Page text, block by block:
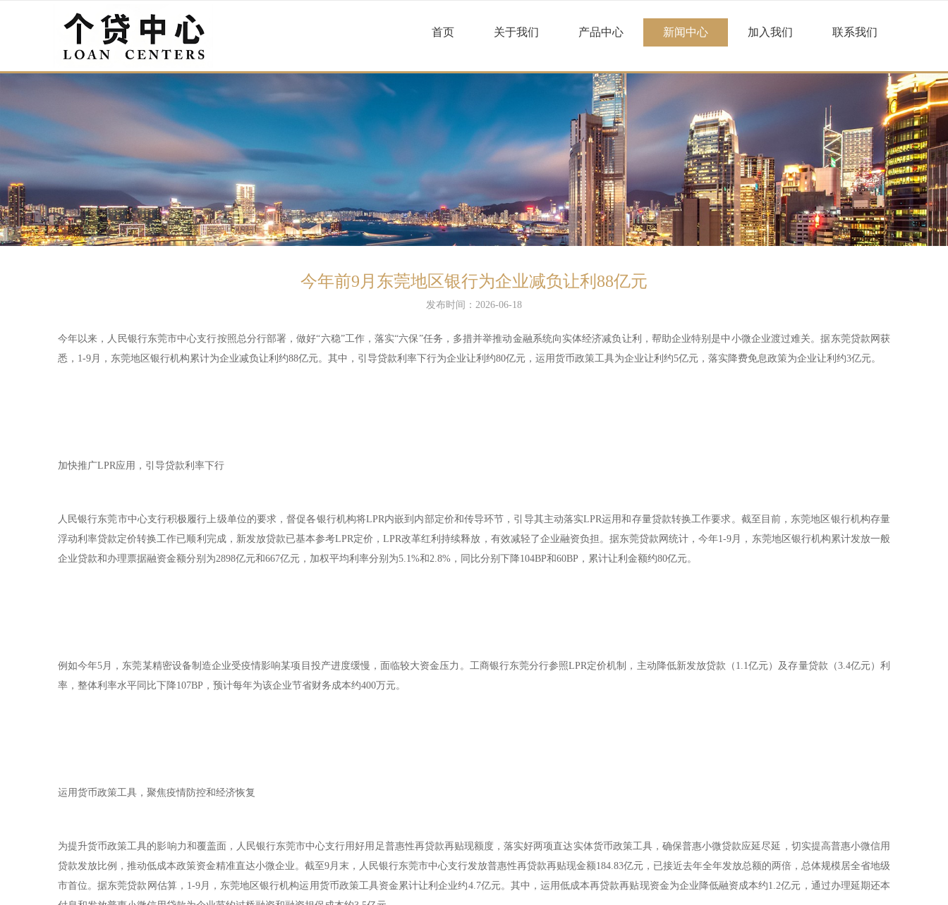
首页 关于我们 产品中心 新闻中心 加入我们 联系我们
今年前9月东莞地区银行为企业减负让利88亿元
发布时间：2026-06-18
今年以来，人民银行东莞市中心支行按照总分行部署，做好“六稳”工作，落实“六保”任务，多措并举推动金融系统向实体经济减负让利，帮助企业特别是中小微企业渡过难关。据东莞贷款网获
悉，1-9月，东莞地区银行机构累计为企业减负让利约88亿元。其中，引导贷款利率下行为企业让利约80亿元，运用货币政策工具为企业让利约5亿元，落实降费免息政策为企业让利约3亿元。
加快推广LPR应用，引导贷款利率下行
人民银行东莞市中心支行积极履行上级单位的要求，督促各银行机构将LPR内嵌到内部定价和传导环节，引导其主动落实LPR运用和存量贷款转换工作要求。截至目前，东莞地区银行机构存量
浮动利率贷款定价转换工作已顺利完成，新发放贷款已基本参考LPR定价，LPR改革红利持续释放，有效减轻了企业融资负担。据东莞贷款网统计，今年1-9月，东莞地区银行机构累计发放一般
企业贷款和办理票据融资金额分别为2898亿元和667亿元，加权平均利率分别为5.1%和2.8%，同比分别下降104BP和60BP，累计让利金额约80亿元。
例如今年5月，东莞某精密设备制造企业受疫情影响某项目投产进度缓慢，面临较大资金压力。工商银行东莞分行参照LPR定价机制，主动降低新发放贷款（1.1亿元）及存量贷款（3.4亿元）利
率，整体利率水平同比下降107BP，预计每年为该企业节省财务成本约400万元。
运用货币政策工具，聚焦疫情防控和经济恢复
为提升货币政策工具的影响力和覆盖面，人民银行东莞市中心支行用好用足普惠性再贷款再贴现额度，落实好两项直达实体货币政策工具，确保普惠小微贷款应延尽延，切实提高普惠小微信用
贷款发放比例，推动低成本政策资金精准直达小微企业。截至9月末，人民银行东莞市中心支行发放普惠性再贷款再贴现金额184.83亿元，已接近去年全年发放总额的两倍，总体规模居全省地级
市首位。据东莞贷款网估算，1-9月，东莞地区银行机构运用货币政策工具资金累计让利企业约4.7亿元。其中，运用低成本再贷款再贴现资金为企业降低融资成本约1.2亿元，通过办理延期还本